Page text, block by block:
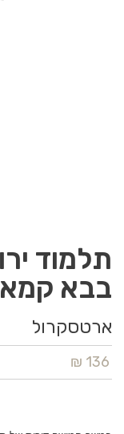
תלמוד
בבא קמא
ארטסקרול
136 ₪